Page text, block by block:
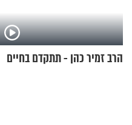
הרב זמיר כהן - תתקדם בחיים